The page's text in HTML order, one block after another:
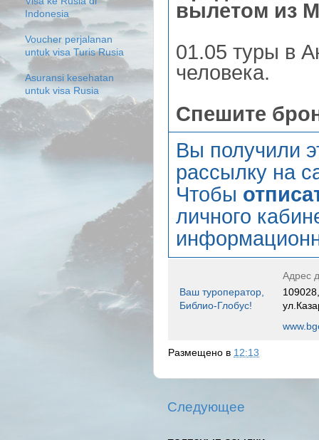
вылетом из
01.05 туры в
человека.
Спешите
Вы получили
рассылку на
Чтобы
личного
Адрес
Ваш туроператор,
Библио-Глобус!
Размещено в 12:13
Следующее
Indonesia
Voucher perjalanan
untuk visa Turis Rusia
Asuransi kesehatan
untuk visa Rusia